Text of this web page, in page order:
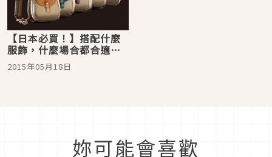
【日本必買！】搭配什麼
服飾，什麼場合都合適的
『9号帆布的輕快單肩環繞
包』
2015年05月18日
妳可能會喜歡